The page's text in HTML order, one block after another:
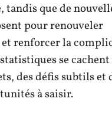
tandis que de
pour renouveler
et renforcer la
se cachent
des défis subtils et
à saisir.